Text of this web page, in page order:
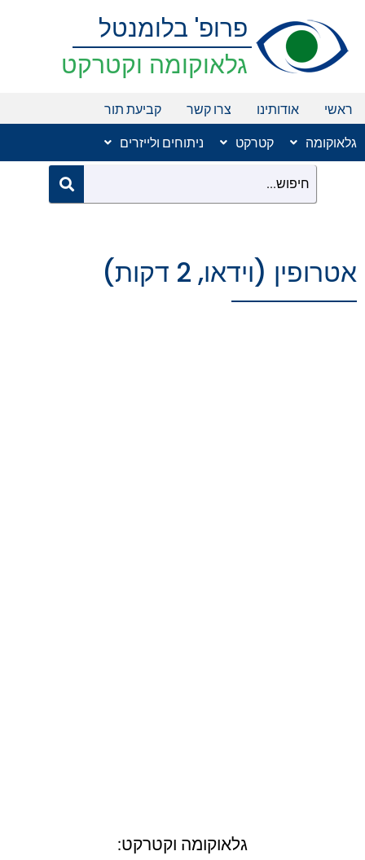
לתוכן
פרופ' בלומנטל
גלאוקומה וקטרקט
ראשי אודותינו צרו קשר קביעת תור
גלאוקומה קטרקט ניתוחים ולייזרים
אטרופין (וידאו, 2 דקות)
גלאוקומה וקטרקט: